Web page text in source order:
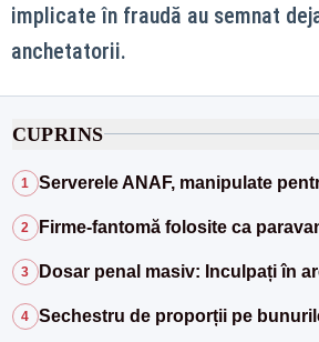
implicate în fraudă au semnat
anchetatorii.
CUPRINS
1 Serverele ANAF, manipulate
2 Firme-fantomă folosite ca
3 Dosar penal masiv: Inculpați în
4 Sechestru de proporții pe